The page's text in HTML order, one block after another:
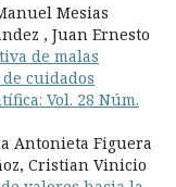
Mesias
, Juan Ernesto
de malas
cuidados
Vol. 28 Núm.
Antonieta Figuera
Cristian Vinicio